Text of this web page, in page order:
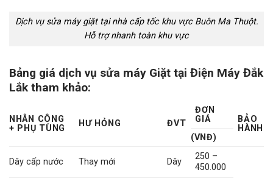
Dịch vụ sửa máy giặt tại nhà cấp tốc khu vực Buôn Ma Thuột.
Hỗ trợ nhanh toàn khu vực
Bảng giá dịch vụ sửa máy Giặt tại Điện Máy Đắk
Lắk tham khảo:
NHÂN CÔNG
+ PHỤ TÙNG
HƯ HỎNG ĐVT
ĐƠN
GIÁ
BẢO
HÀNH
(VNĐ)
Dây cấp nước Thay mới Dây
250 –
450.000